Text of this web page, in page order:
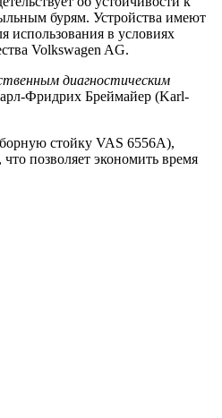
бурям. Устройства имеют
использования в условиях
Volkswagen AG.
диагностическим
Фридрих Бреймайер (Karl-
стойку VAS 6556A),
позволяет экономить время